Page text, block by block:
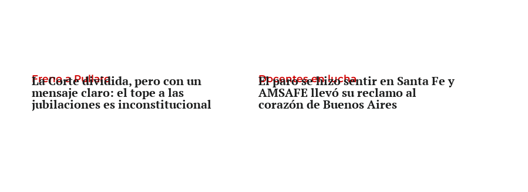
Freno a Pullaro
La Corte dividida, pero con un
mensaje claro: el tope a las
jubilaciones es inconstitucional
Docentes en lucha
El paro se hizo sentir en Santa Fe y
AMSAFE llevó su reclamo al
corazón de Buenos Aires